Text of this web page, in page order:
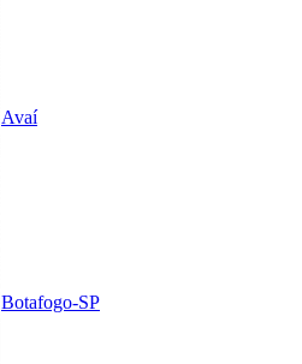
Avaí
Botafogo-SP